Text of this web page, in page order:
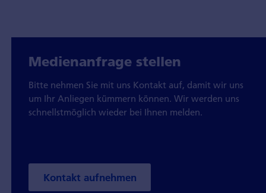
Medienanfrage stellen
Bitte nehmen Sie mit uns Kontakt auf, damit wir uns
um Ihr Anliegen kümmern können. Wir werden uns
schnellstmöglich wieder bei Ihnen melden.
Kontakt aufnehmen